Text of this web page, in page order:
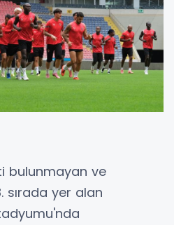
bulunmayan ve
sırada yer alan